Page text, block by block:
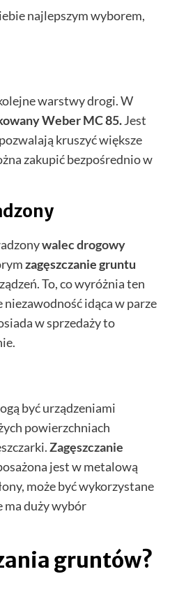
najlepszym wyborem,
warstwy drogi. W
Weber MC 85.Jest
kruszyć większe
zakupić bezpośrednio w
walec drogowy
zagęszczanie gruntu
To, co wyróżnia ten
idąca w parze
w sprzedaży to
być urządzeniami
powierzchniach
Zagęszczanie
jest w metalową
może być wykorzystane
ma duży wybór
gruntów?